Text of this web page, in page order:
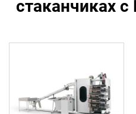
стаканчиках